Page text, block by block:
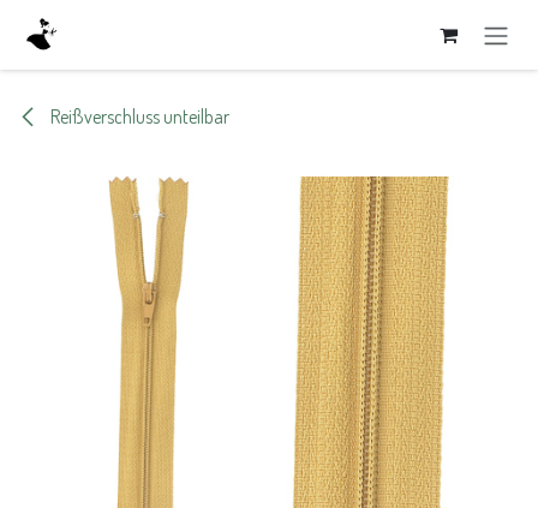
Zum Inhalt springen
Reißverschluss unteilbar